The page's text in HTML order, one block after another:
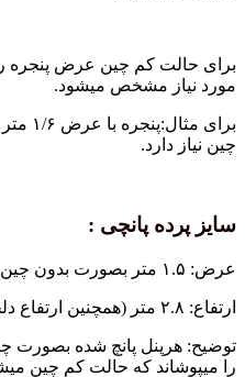
مورد نیاز مشخص میشود.
چین نیاز دارد.
سایز پرده پانچی :
عرض: ۱.۵ متر بصورت بدون چین
ارتفاع: ۲.۸ متر (همچنین ارتفاع دلخواه قابل سفارش میباشد)
توضیح: هرپنل پانچ شده بصورت
را میپوشاند که حالت کم چین